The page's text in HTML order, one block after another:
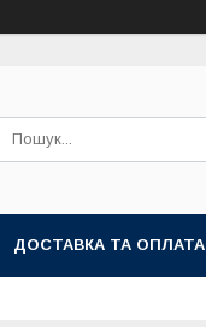
ДОСТАВКА ТА ОПЛАТА